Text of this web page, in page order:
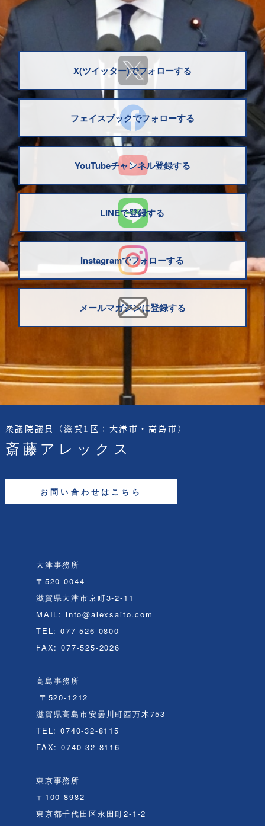
X(ツイッター)でフォローする
フェイスブックでフォローする
YouTubeチャンネル登録する
LINEで登録する
Instagramでフォローする
メールマガジンに登録する
衆議院議員 （滋賀1区：大津市・高島市）
斎藤アレックス
お問い合わせはこちら
大津事務所
〒520-0044
滋賀県大津市京町3-2-11
MAIL: info@alexsaito.com
TEL: 077-526-0800
FAX: 077-525-2026
高島事務所
〒520-1212
滋賀県高島市安曇川町西万木753
TEL: 0740-32-8115
FAX: 0740-32-8116
東京事務所
〒100-8982
東京都千代田区永田町2-1-2